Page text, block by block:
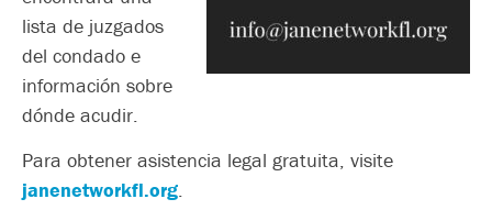
lista de juzgados
del condado e
información sobre
dónde acudir.
Para obtener asistencia legal gratuita, visite
janenetworkfl.org.